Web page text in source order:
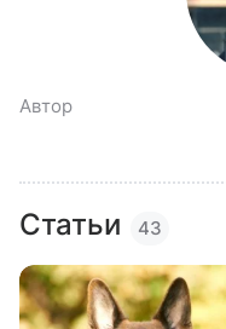
Автор
Статьи 43